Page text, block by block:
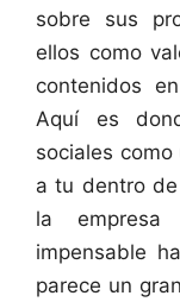
sobre sus
ellos como
contenidos
Aquí es
sociales
a tu dentro de
la
impensable
parece un